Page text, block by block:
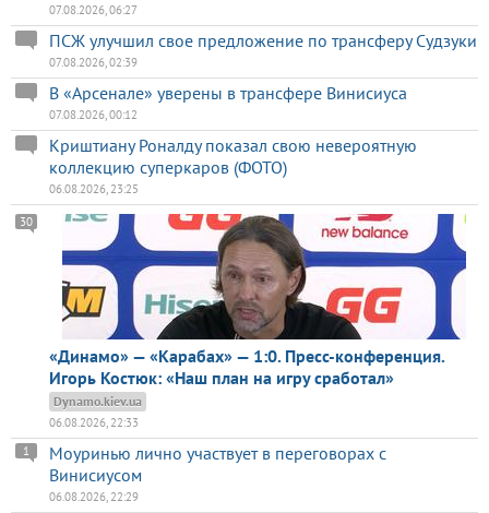
07.08.2026, 06:27
ПСЖ улучшил свое предложение по трансферу Судзуки
07.08.2026, 02:39
В «Арсенале» уверены в трансфере Винисиуса
07.08.2026, 00:12
Криштиану Роналду показал свою невероятную
коллекцию суперкаров (ФОТО)
06.08.2026, 23:25
«Динамо» — «Карабах» — 1:0. Пресс-конференция.
Игорь Костюк: «Наш план на игру сработал»
30
Dynamo.kiev.ua
06.08.2026, 22:33
Моуринью лично участвует в переговорах с
Винисиусом
1
06.08.2026, 22:29